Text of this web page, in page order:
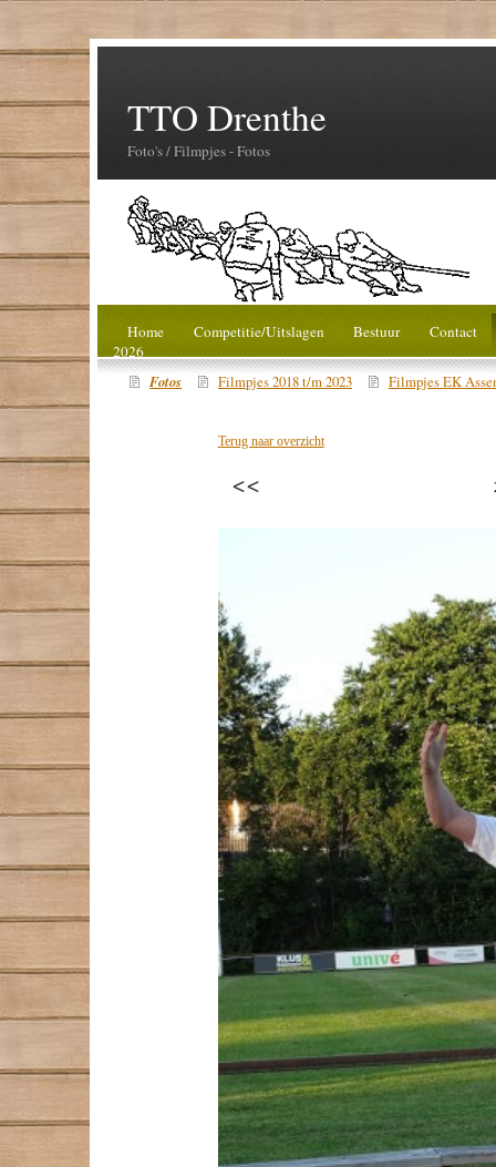
TTO Drenthe
Foto's / Filmpjes - Fotos
Home Competitie/Uitslagen Bestuur
Contact
2026
Fotos
Filmpjes 2018 t/m 2023 Filmpjes EK
Terug naar overzicht